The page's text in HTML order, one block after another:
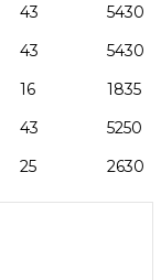
43
5430
43
5430
16
1835
43
5250
25 2630